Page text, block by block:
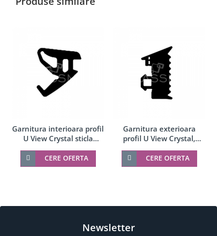
Garnitura interioara profil
U View Crystal sticla
20,38-21,52 mm, cauciuc
CERE OFERTA
Garnitura exterioara
profil U View Crystal,
cauciuc
CERE OFERTA
Newsletter